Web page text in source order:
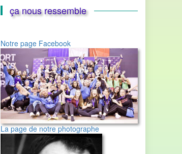
nousça nous ressemble
Notre page Facebook
La page de notre photographe